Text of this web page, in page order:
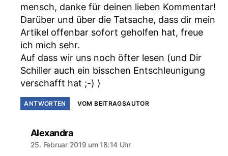
mensch, danke für deinen lieben Kommentar!
Darüber und über die Tatsache, dass dir mein
Artikel offenbar sofort geholfen hat, freue
ich mich sehr.
Auf dass wir uns noch öfter lesen (und Dir
Schiller auch ein bisschen Entschleunigung
verschafft hat ;-) )
ANTWORTEN VOM BEITRAGSAUTOR
Alexandrasagt:
25. Februar 2019 um 18:14 Uhr